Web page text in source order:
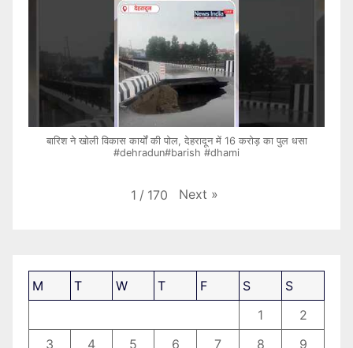
बारिश ने खोली विकास कार्यों की पोल, देहरादून में 16 करोड़ का पुल धसा
#dehradun#barish #dhami
1 / 170 Next »
M T W T F S
S
1
2
3
4 5 6 7 8 9